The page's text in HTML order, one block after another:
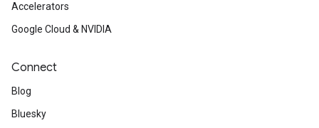
Accelerators
Google Cloud & NVIDIA
Connect
Blog
Bluesky